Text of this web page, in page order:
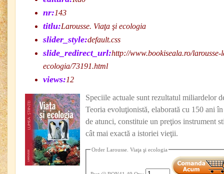
nr:143
titlu:Larousse. Viaţa şi ecologia
slider_style:default.css
slide_redirect_url:http://www.bookiseala.ro/larousse-
ecologia/73191.html
views:12
Speciile actuale sunt rezultatul miliardelor
Teoria evoluţionistă, elaborată cu 150 ani
de atunci, constituie un preţios instrument
cât mai exactă a istoriei vieţii.
Order Larousse. Viaţa şi ecologia